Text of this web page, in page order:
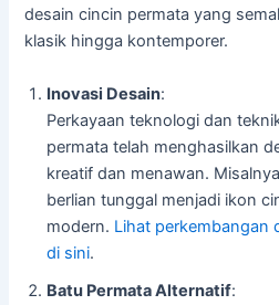
desain cincin permata yang
klasik hingga kontemporer.
Inovasi Desain:
Perkayaan teknologi dan
permata telah menghasilkan
kreatif dan menawan.
berlian tunggal menjadi ikon
modern. Lihat perkembangan
di sini.
Batu Permata Alternatif: